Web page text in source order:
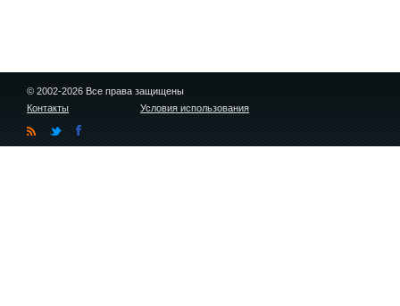
© 2002-2026 Все права защищены
Контакты
Условия использования